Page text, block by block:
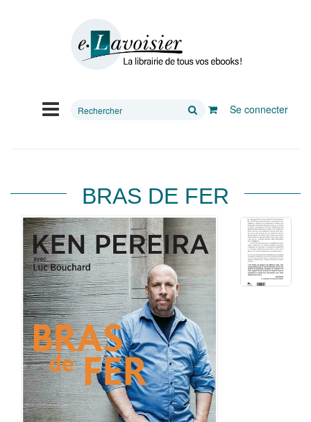
Rechercher
Se connecter
BRAS DE FER